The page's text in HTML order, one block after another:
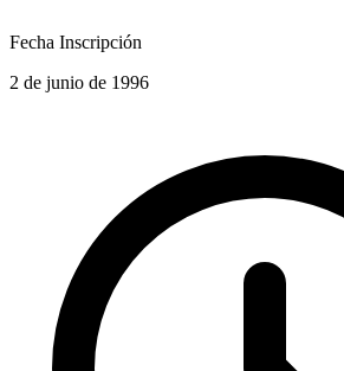
Fecha Inscripción
2 de junio de 1996